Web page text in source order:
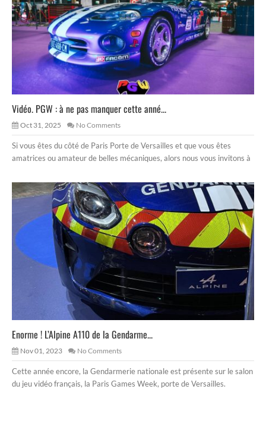
Vidéo. PGW : à ne pas manquer cette anné...
Oct 31, 2025 No Comments
Si vous êtes du côté de Paris Porte de Versailles et que vous êtes
amatrices ou amateur de belles mécaniques, alors nous vous invitons à
Enorme ! L’Alpine A110 de la Gendarme...
Nov 01, 2023 No Comments
Cette année encore, la Gendarmerie nationale est présente sur le salon
du jeu vidéo français, la Paris Games Week, porte de Versailles.